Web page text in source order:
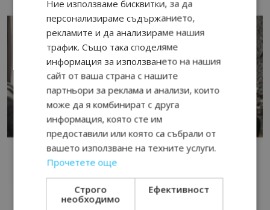
Ние използваме бисквитки, за да
персонализираме съдържанието,
рекламите и да анализираме нашия
трафик. Също така споделяме
информация за използването на нашия
сайт от ваша страна с нашите
партньори за реклама и анализи, които
може да я комбинират с друга
информация, която сте им
предоставили или която са събрали от
вашето използване на техните услуги.
Прочетете още
Строго
необходимо
Ефективност